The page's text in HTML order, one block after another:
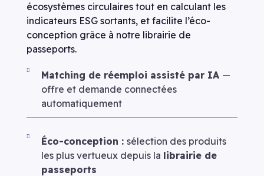
écosystèmes circulaires tout en calculant les
indicateurs ESG sortants, et facilite l’éco-
conception grâce à notre librairie de
passeports.
Matching de réemploi assisté par IA —
offre et demande connectées
automatiquement
Éco-conception :sélection des produits
les plus vertueux depuis la librairie de
passeports